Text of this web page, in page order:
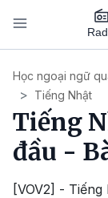
Nhảy đến nội dung
Học ngoại ngữ
Tiếng Nhật
Tiếng
đầu -
[VOV2] -